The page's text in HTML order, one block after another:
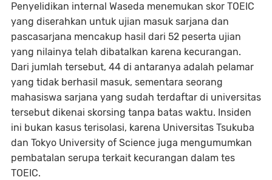
Penyelidikan internal Waseda menemukan skor TOEIC
yang diserahkan untuk ujian masuk sarjana dan
pascasarjana mencakup hasil dari 52 peserta ujian
yang nilainya telah dibatalkan karena kecurangan.
Dari jumlah tersebut, 44 di antaranya adalah pelamar
yang tidak berhasil masuk, sementara seorang
mahasiswa sarjana yang sudah terdaftar di universitas
tersebut dikenai skorsing tanpa batas waktu. Insiden
ini bukan kasus terisolasi, karena Universitas Tsukuba
dan Tokyo University of Science juga mengumumkan
pembatalan serupa terkait kecurangan dalam tes
TOEIC.